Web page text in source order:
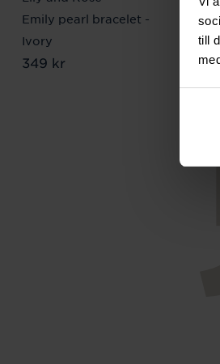
till
Emily pearl bracelet -
Ivory
Pris :349 kr
349 kr
2